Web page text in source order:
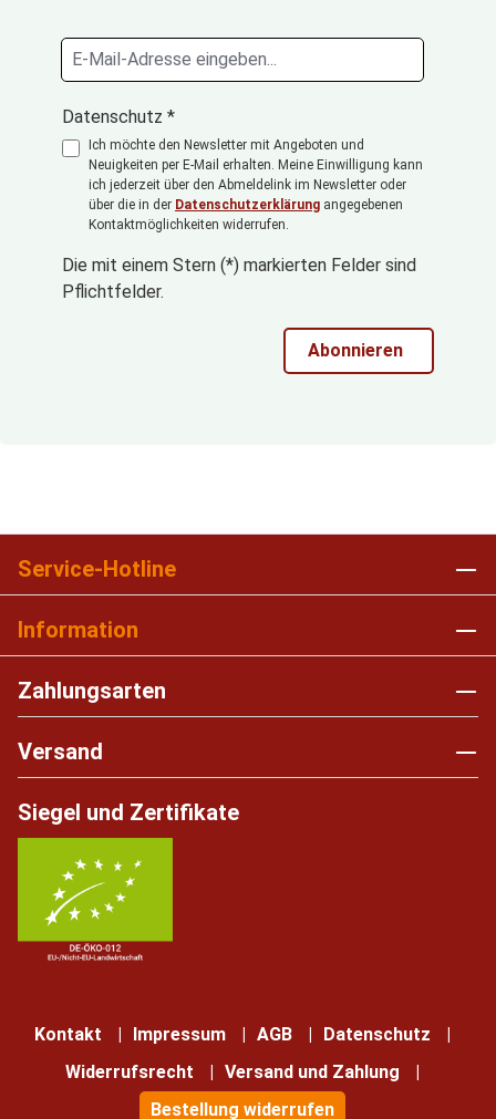
Datenschutz *
Ich möchte den Newsletter mit Angeboten und
Neuigkeiten per E-Mail erhalten. Meine Einwilligung kann
ich jederzeit über den Abmeldelink im Newsletter oder
über die in der Datenschutzerklärung angegebenen
Kontaktmöglichkeiten widerrufen.
Die mit einem Stern (*) markierten Felder sind
Pflichtfelder.
Abonnieren
Service-Hotline
Information
Zahlungsarten
Versand
Siegel und Zertifikate
Kontakt Impressum AGB
Datenschutz
Widerrufsrecht
Versand und Zahlung
Bestellung widerrufen